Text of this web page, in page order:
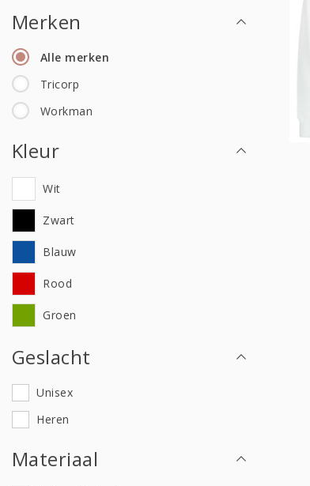
Merken
Alle merken
Tricorp
Workman
Kleur
Wit
Zwart
Blauw
Rood
Groen
Geslacht
Unisex
Heren
Materiaal